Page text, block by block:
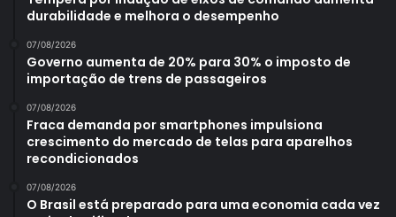
durabilidade e melhora o desempenho
07/08/2026
Governo aumenta de 20% para 30% o imposto de
importação de trens de passageiros
07/08/2026
Fraca demanda por smartphones impulsiona
crescimento do mercado de telas para aparelhos
recondicionados
07/08/2026
O Brasil está preparado para uma economia cada vez